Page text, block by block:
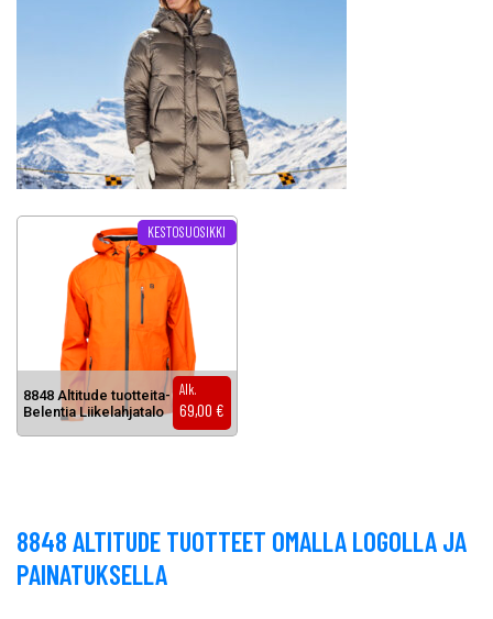
8848 Al­ti­tu­de tuot­tei­ta-
Be­len­tia Lii­ke­lah­ja­ta­lo
Alk.
69,00 €
KESTOSUOSIKKI
8848 ALTITUDE TUOTTEET OMALLA LOGOLLA JA
PAINATUKSELLA